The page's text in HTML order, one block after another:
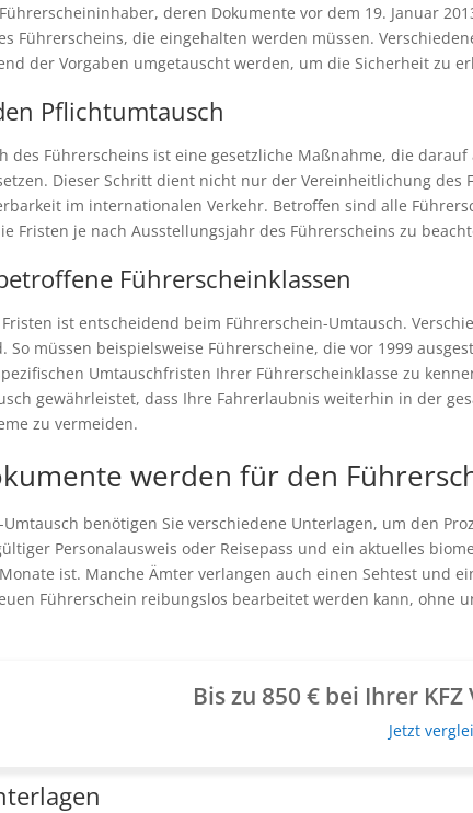
deren Dokumente vor dem 19. Januar
Führerscheins, die eingehalten werden müssen.
der Vorgaben umgetauscht werden, um die Sicherheit zu
Pflichtumtausch
des Führerscheins ist eine gesetzliche Maßnahme, die
Dieser Schritt dient nicht nur der Vereinheitlichung
im internationalen Verkehr. Betroffen sind alle
Fristen je nach Ausstellungsjahr des Führerscheins zu
Führerscheinklassen
ist entscheidend beim Führerschein-Umtausch.
So müssen beispielsweise Führerscheine, die vor 1999
Umtauschfristen Ihrer Führerscheinklasse zu
gewährleistet, dass Ihre Fahrerlaubnis weiterhin in der
zu vermeiden.
werden für den
benötigen Sie verschiedene Unterlagen, um den
Personalausweis oder Reisepass und ein aktuelles
ist. Manche Ämter verlangen auch einen Sehtest und
Führerschein reibungslos bearbeitet werden kann, ohne
Bis zu 850 € bei Ihrer
Jetzt